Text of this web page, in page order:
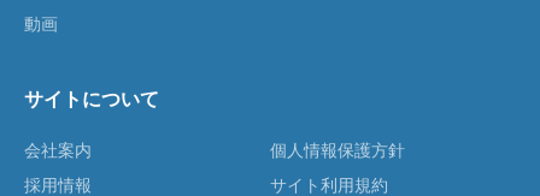
動画
サイトについて
会社案内
採用情報
個人情報保護方針
サイト利用規約